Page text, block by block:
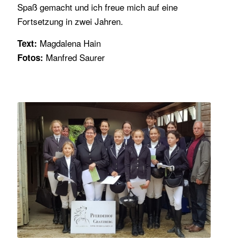
Spaß gemacht und ich freue mich auf eine
Fortsetzung in zwei Jahren.
Text: Magdalena Hain
Fotos: Manfred Saurer